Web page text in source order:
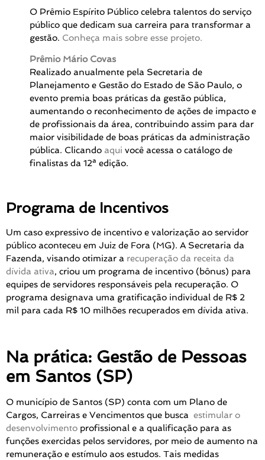
O Prêmio Espírito Público celebra talentos do serviço
público que dedicam sua carreira para transformar a
gestão. Conheça mais sobre esse projeto.
Prêmio Mário Covas
Realizado anualmente pela Secretaria de
Planejamento e Gestão do Estado de São Paulo, o
evento premia boas práticas da gestão pública,
aumentando o reconhecimento de ações de impacto e
de profissionais da área, contribuindo assim para dar
maior visibilidade de boas práticas da administração
pública. Clicando aqui você acessa o catálogo de
finalistas da 12ª edição.
Programa de Incentivos
Um caso expressivo de incentivo e valorização ao servidor
público aconteceu em Juiz de Fora (MG). A Secretaria da
Fazenda, visando otimizar a recuperação da receita da
dívida ativa, criou um programa de incentivo (bônus) para
equipes de servidores responsáveis pela recuperação. O
programa designava uma gratificação individual de R$ 2
mil para cada R$ 10 milhões recuperados em dívida ativa.
Na prática: Gestão de Pessoas
em Santos (SP)
O município de Santos (SP) conta com um Plano de
Cargos, Carreiras e Vencimentos que busca estimular o
desenvolvimento profissional e a qualificação para as
funções exercidas pelos servidores, por meio de aumento na
remuneração e estímulo aos estudos. Tais medidas